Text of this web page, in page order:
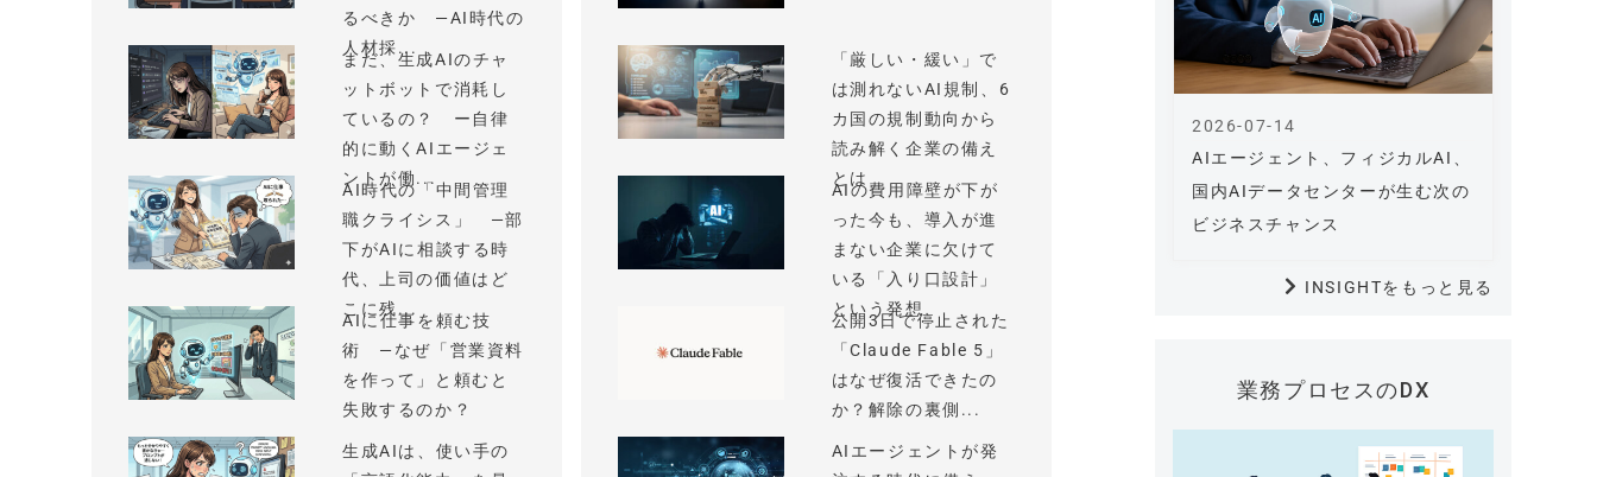
るべきか —AI時代の
人材採...
まだ、生成AIのチャ
ットボットで消耗し
ているの？ ー自律
的に動くAIエージェ
ントが働...
AI時代の「中間管理
職クライシス」 —部
下がAIに相談する時
代、上司の価値はど
こに残...
AIに仕事を頼む技
術 —なぜ「営業資料
を作って」と頼むと
失敗するのか？
生成AIは、使い手の
「厳しい・緩い」で
は測れないAI規制、6
カ国の規制動向から
読み解く企業の備え
とは
AIの費用障壁が下が
った今も、導入が進
まない企業に欠けて
いる「入り口設計」
という発想
公開3日で停止された
「Claude Fable 5」
はなぜ復活できたの
か？解除の裏側...
AIエージェントが発
AIエージェント、フィジカルAI、
国内AIデータセンターが生む次の
ビジネスチャンス
2026-07-14
INSIGHTをもっと見る
業務プロセスのDX